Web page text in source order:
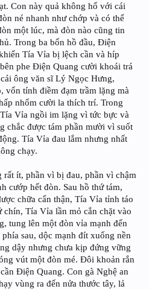
Con này quả không hổ với cái
né nhanh như chớp và có thể
một lúc, mà đòn nào cũng tin
Trong ba bốn hồ đầu, Điện
Tía Vỉa bị lệch cần và híp
phe Điện Quang cười khoái trá
ông văn sĩ Lý Ngọc Hưng,
vốn tính điềm đạm trầm lặng mà
nhổm cười la thích trí. Trong
Vỉa ngồi im lặng vì tức bực và
chắc được tám phần mười vì suốt
Tía Vỉa đau lắm nhưng nhất
chạy.
ít, phần vì bị đau, phần vì chậm
cướp hết đòn. Sau hồ thứ tám,
chữa cẩn thận, Tía Vỉa tỉnh táo
Tía Vỉa lần mỏ cắn chặt vào
tung lên một đòn vỉa mạnh đến
sau, dộc mạnh đít xuống nền
dậy nhưng chưa kịp đứng vững
vút một đòn mé. Đôi khoản rắn
Điện Quang. Con gà Nghệ an
vùng ra đến nửa thước tây, lả